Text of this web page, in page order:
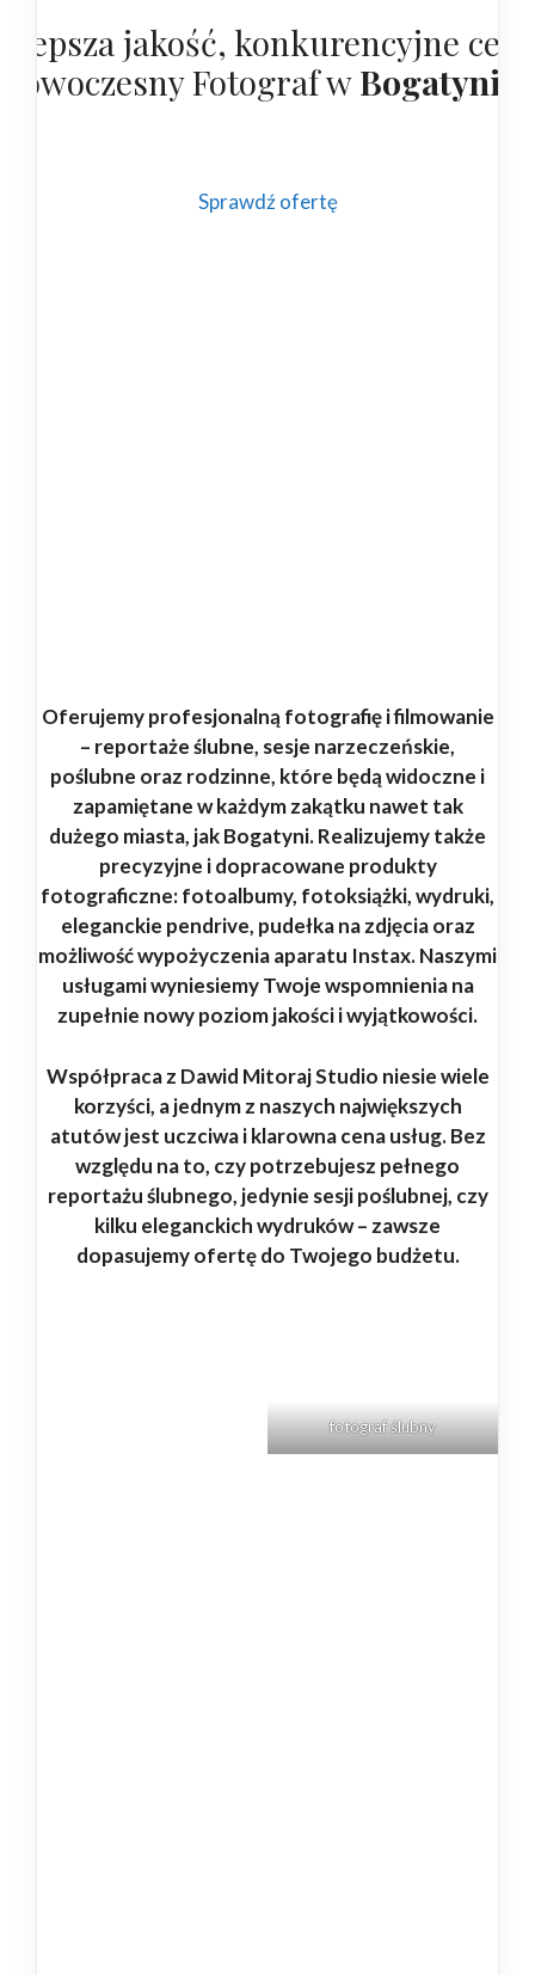
jakość, konkurencyjne ceny
Fotograf wBogatyni
Sprawdź ofertę
Oferujemy profesjonalną fotografię i filmowanie
– reportaże ślubne, sesje narzeczeńskie,
poślubne oraz rodzinne, które będą widoczne i
zapamiętane w każdym zakątku nawet tak
dużego miasta, jak Bogatyni. Realizujemy także
precyzyjne i dopracowane produkty
fotograficzne: fotoalbumy, fotoksiążki, wydruki,
eleganckie pendrive, pudełka na zdjęcia oraz
możliwość wypożyczenia aparatu Instax. Naszymi
usługami wyniesiemy Twoje wspomnienia na
zupełnie nowy poziom jakości i wyjątkowości.
Współpraca z Dawid Mitoraj Studio niesie wiele
korzyści, a jednym z naszych największych
atutów jest uczciwa i klarowna cena usług. Bez
względu na to, czy potrzebujesz pełnego
reportażu ślubnego, jedynie sesji poślubnej, czy
kilku eleganckich wydruków – zawsze
dopasujemy ofertę do Twojego budżetu.
fotografślubny